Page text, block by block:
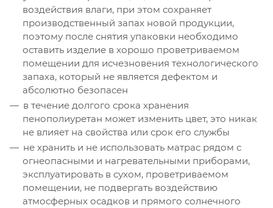
воздействия влаги, при этом сохраняет
производственный запах новой продукции,
поэтому после снятия упаковки необходимо
оставить изделие в хорошо проветриваемом
помещении для исчезновения технологического
запаха, который не является дефектом и
абсолютно безопасен
в течение долгого срока хранения
пенополиуретан может изменить цвет, это никак
не влияет на свойства или срок его службы
не хранить и не использовать матрас рядом с
огнеопасными и нагревательными приборами,
эксплуатировать в сухом, проветриваемом
помещении, не подвергать воздействию
атмосферных осадков и прямого солнечного